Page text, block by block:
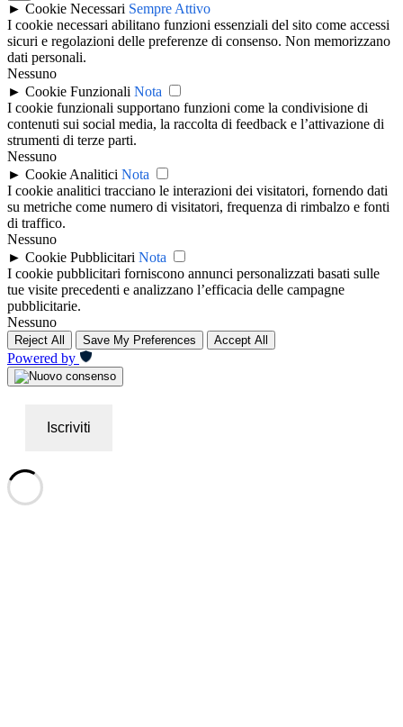
► Cookie Necessari Sempre Attivo
I cookie necessari abilitano funzioni essenziali del sito come accessi
sicuri e regolazioni delle preferenze di consenso. Non memorizzano
dati personali.
Nessuno
► Cookie Funzionali Nota
I cookie funzionali supportano funzioni come la condivisione di
contenuti sui social media, la raccolta di feedback e l’attivazione di
strumenti di terze parti.
Nessuno
► Cookie Analitici Nota
I cookie analitici tracciano le interazioni dei visitatori, fornendo dati
su metriche come numero di visitatori, frequenza di rimbalzo e fonti
di traffico.
Nessuno
► Cookie Pubblicitari Nota
I cookie pubblicitari forniscono annunci personalizzati basati sulle
tue visite precedenti e analizzano l’efficacia delle campagne
pubblicitarie.
Nessuno
Reject All Save My Preferences Accept All
Powered by
Iscriviti